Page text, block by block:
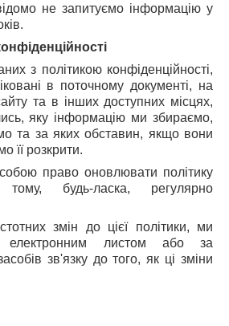
не запитуємо інформацію у
з політикою конфіденційності,
в поточному документі, на
та в інших доступних місцях,
яку інформацію ми збираємо,
та за яких обставин, якщо вони
її розкрити.
право оновлювати політику
тому, будь-ласка, регулярно
змін до цієї політики, ми
електронним листом або за
зв'язку до того, як ці зміни